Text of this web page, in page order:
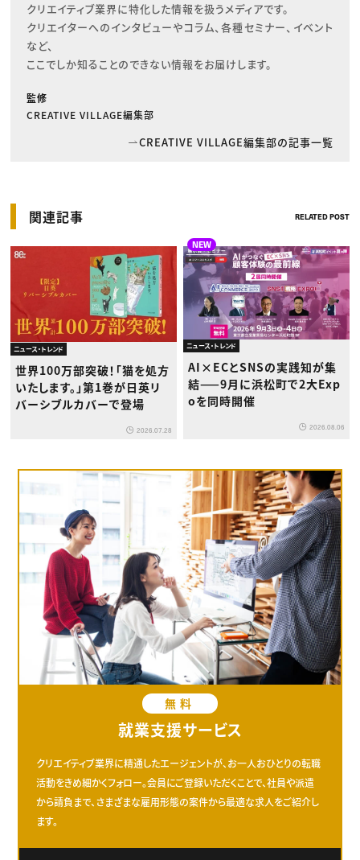
クリエイティブ業界に特化した情報を扱うメディアです。
クリエイターへのインタビューやコラム、各種セミナー、イベント
など、
ここでしか知ることのできない情報をお届けします。
監修
CREATIVE VILLAGE編集部
CREATIVE VILLAGE編集部の記事一覧
関連記事 RELATED POST
ニュース・トレンド
世界100万部突破！「猫を処方
いたします。」第1巻が日英リ
バーシブルカバーで登場
2026.07.28
NEW
ニュース・トレンド
AI×ECとSNSの実践知が集
結——9月に浜松町で2大Exp
oを同時開催
2026.08.06
無料
就業支援サービス
クリエイティブ業界に精通したエージェントが、お一人おひとりの転職
活動をきめ細かくフォロー。会員にご登録いただくことで、社員や派遣
から請負まで、さまざまな雇用形態の案件から最適な求人をご紹介し
ます。